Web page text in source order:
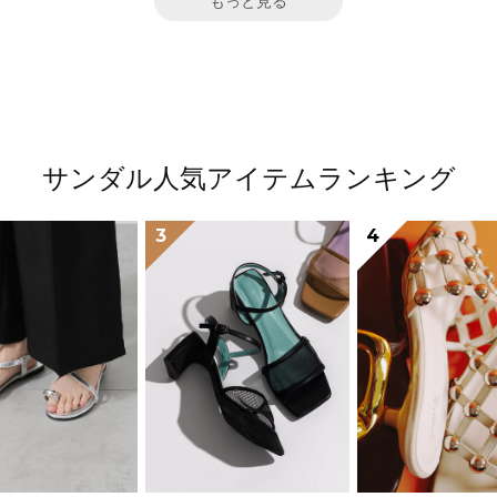
サンダル人気アイテムランキング
3 4